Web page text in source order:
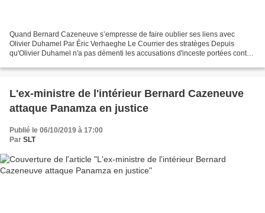
Quand Bernard Cazeneuve s’empresse de faire oublier ses liens avec
Olivier Duhamel Par Éric Verhaeghe Le Courrier des stratèges Depuis
qu'Olivier Duhamel n'a pas démenti les accusations d'inceste portées contre
L'ex-ministre de l'intérieur Bernard Cazeneuve
attaque Panamza en justice
Publié le 06/10/2019 à 17:00
Par SLT